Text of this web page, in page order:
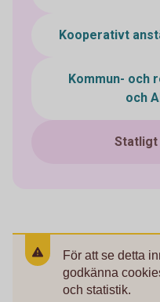
Kooperativt
Kommun- och
och
Statligt
För att se detta
godkänna
och statistik.